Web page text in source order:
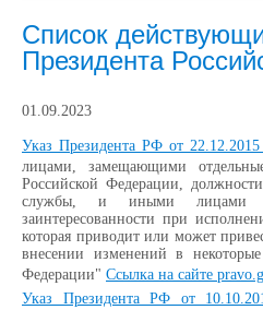
Список
Президента
01.09.2023
Указ Президента РФ от
лицами, замещающими
Российской Федерации,
службы, и иными лицами о
заинтересованности при
которая приводит или может
внесении изменений в
Федерации" Ссылка на сайте
Указ Президента РФ от